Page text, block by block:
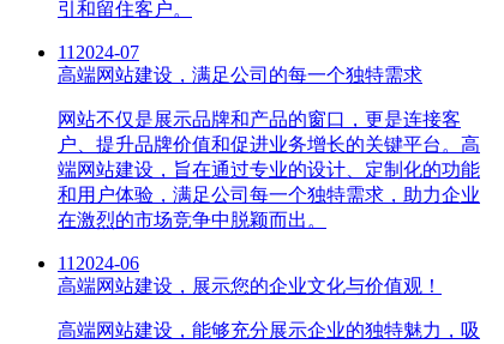
引和留住客户。
11 2024-07
高端网站建设，满足公司的每一个独特需求
网站不仅是展示品牌和产品的窗口，更是连接客
户、提升品牌价值和促进业务增长的关键平台。高
端网站建设，旨在通过专业的设计、定制化的功能
和用户体验，满足公司每一个独特需求，助力企业
在激烈的市场竞争中脱颖而出。
11 2024-06
高端网站建设，展示您的企业文化与价值观！
高端网站建设，能够充分展示企业的独特魅力，吸